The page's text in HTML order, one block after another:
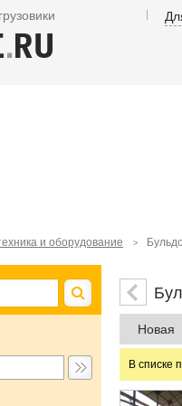
и оборудование
Новая
В списке